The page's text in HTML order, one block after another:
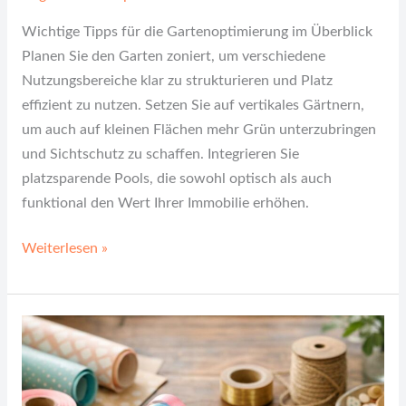
Wichtige Tipps für die Gartenoptimierung im Überblick
Planen Sie den Garten zoniert, um verschiedene
Nutzungsbereiche klar zu strukturieren und Platz
effizient zu nutzen. Setzen Sie auf vertikales Gärtnern,
um auch auf kleinen Flächen mehr Grün unterzubringen
und Sichtschutz zu schaffen. Integrieren Sie
platzsparende Pools, die sowohl optisch als auch
funktional den Wert Ihrer Immobilie erhöhen.
Weiterlesen »
Kreative
Geschenkideen:
So
wird